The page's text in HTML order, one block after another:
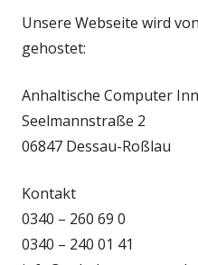
Unsere Webseite wird
gehostet:
Anhaltische Computer
Seelmannstraße 2
06847 Dessau-Roßlau
Kontakt
0340 – 260 69 0
0340 – 240 01 41